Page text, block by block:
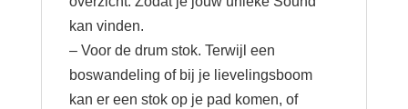
kan vinden.
– Voor de drum stok. Terwijl een
boswandeling of bij je lievelingsboom
kan er een stok op je pad komen, of